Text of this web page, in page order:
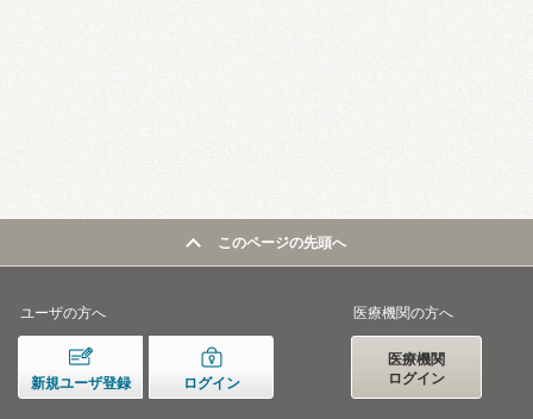
このページの先頭へ
ユーザの方へ
新規ユーザ登録 ログイン
医療機関の方へ
医療機関
ログイン